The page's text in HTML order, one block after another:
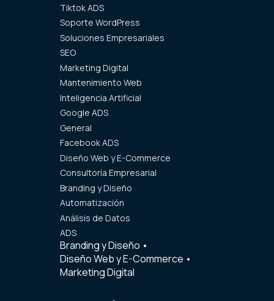
Tiktok ADS
Soporte WordPress
Soluciones Empresariales
SEO
Marketing Digital
Mantenimiento Web
Inteligencia Artificial
Google ADS
General
Facebook ADS
Diseño Web y E-Commerce
Consultoría Empresarial
Branding y Diseño
Automatización
Análisis de Datos
ADS
Branding y Diseño •
Diseño Web y E-Commerce •
Marketing Digital